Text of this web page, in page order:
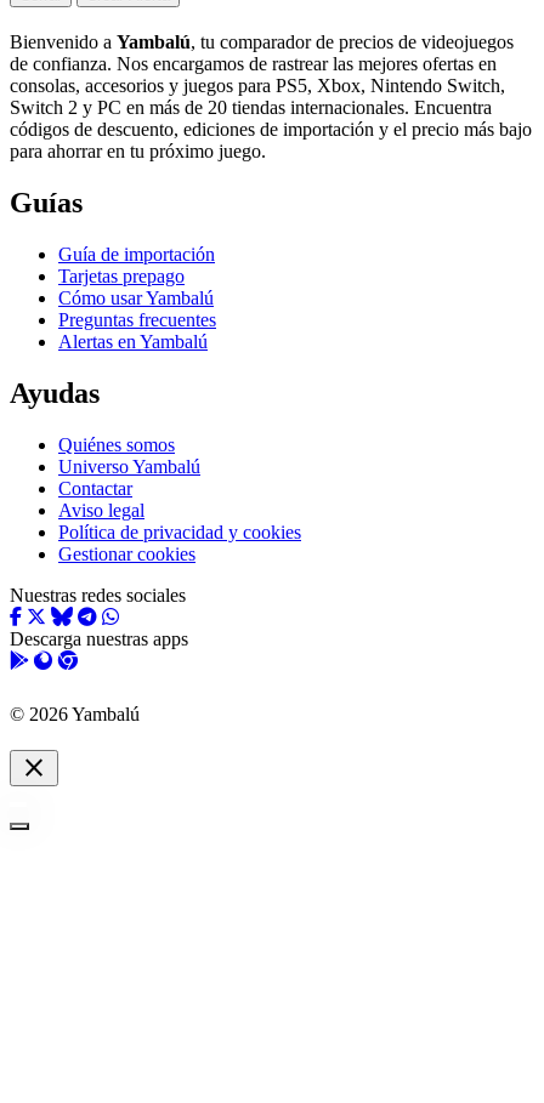
Bienvenido a Yambalú, tu comparador de precios de videojuegos
de confianza. Nos encargamos de rastrear las mejores ofertas en
consolas, accesorios y juegos para PS5, Xbox, Nintendo Switch,
Switch 2 y PC en más de 20 tiendas internacionales. Encuentra
códigos de descuento, ediciones de importación y el precio más bajo
para ahorrar en tu próximo juego.
Guías
Guía de importación
Tarjetas prepago
Cómo usar Yambalú
Preguntas frecuentes
Alertas en Yambalú
Ayudas
Quiénes somos
Universo Yambalú
Contactar
Aviso legal
Política de privacidad y cookies
Gestionar cookies
Nuestras redes sociales
Descarga nuestras apps
© 2026 Yambalú
close